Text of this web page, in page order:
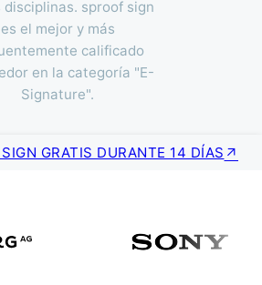
disciplinas. sproof sign
es el mejor y más
calificado
en la categoría "E-
Signature".
GRATIS DURANTE 14 DÍAS